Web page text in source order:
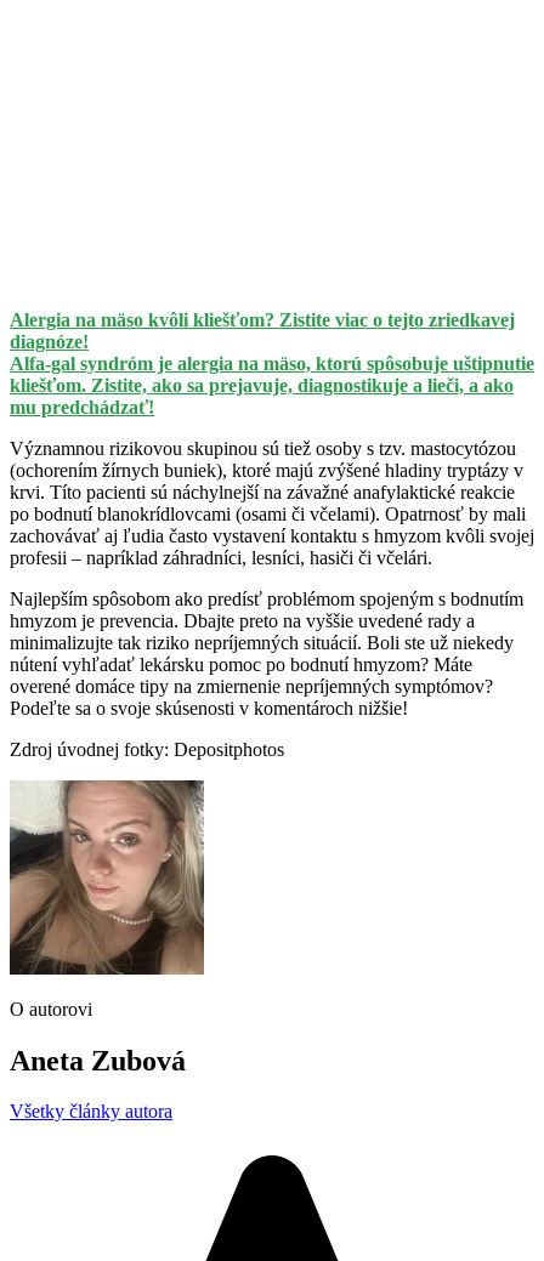
Alergia na mäso kvôli kliešťom? Zistite viac o tejto zriedkavej
diagnóze!
Alfa-gal syndróm je alergia na mäso, ktorú spôsobuje uštipnutie
kliešťom. Zistite, ako sa prejavuje, diagnostikuje a lieči, a ako
mu predchádzať!
Významnou rizikovou skupinou sú tiež osoby s tzv. mastocytózou
(ochorením žírnych buniek), ktoré majú zvýšené hladiny tryptázy v
krvi. Títo pacienti sú náchylnejší na závažné anafylaktické reakcie
po bodnutí blanokrídlovcami (osami či včelami). Opatrnosť by mali
zachovávať aj ľudia často vystavení kontaktu s hmyzom kvôli svojej
profesii – napríklad záhradníci, lesníci, hasiči či včelári.
Najlepším spôsobom ako predísť problémom spojeným s bodnutím
hmyzom je prevencia. Dbajte preto na vyššie uvedené rady a
minimalizujte tak riziko nepríjemných situácií. Boli ste už niekedy
nútení vyhľadať lekársku pomoc po bodnutí hmyzom? Máte
overené domáce tipy na zmiernenie nepríjemných symptómov?
Podeľte sa o svoje skúsenosti v komentároch nižšie!
Zdroj úvodnej fotky: Depositphotos
O autorovi
Aneta Zubová
Všetky články autora